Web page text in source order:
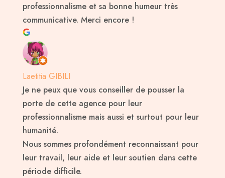
professionnalisme et sa bonne humeur très
communicative. Merci encore !
Laetitia GIBILI
Je ne peux que vous conseiller de pousser la
porte de cette agence pour leur
professionnalisme mais aussi et surtout pour leur
humanité.
Nous sommes profondément reconnaissant pour
leur travail, leur aide et leur soutien dans cette
période difficile.